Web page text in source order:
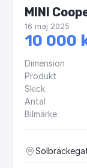
MINI
16 maj 2025
10 000
Dimension
Produkt
Skick
Antal
Bilmärke